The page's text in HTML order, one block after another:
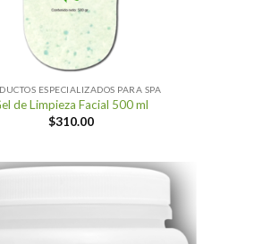
ESPECIALIZADOS PARA SPA
de Limpieza Facial 500 ml
$310.00